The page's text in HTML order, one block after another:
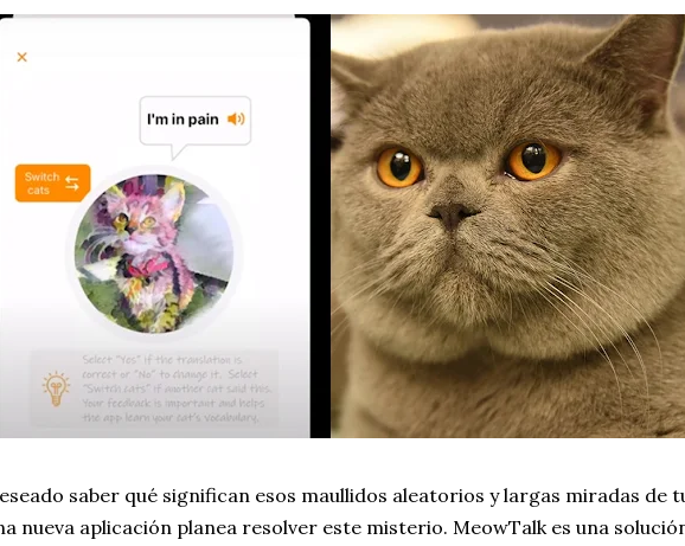
saber qué significan esos maullidos aleatorios y largas miradas de
nueva aplicación planea resolver este misterio. MeowTalk es una